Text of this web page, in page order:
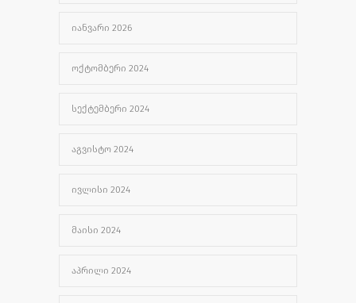
ᲘᲐᲜᲕᲐᲠᲘ 2026
ᲝᲥᲢᲝᲛᲑᲔᲠᲘ 2024
ᲡᲔᲥᲢᲔᲛᲑᲔᲠᲘ 2024
ᲐᲒᲕᲘᲡᲢᲝ 2024
ᲘᲕᲚᲘᲡᲘ 2024
ᲛᲐᲘᲡᲘ 2024
ᲐᲞᲠᲘᲚᲘ 2024